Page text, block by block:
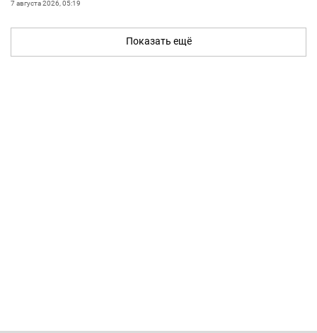
7 августа 2026, 05:19
Показать ещё